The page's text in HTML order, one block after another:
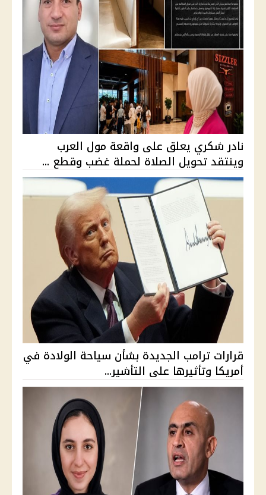
نادر شكري يعلق على واقعة مول العرب
وينتقد تحويل الصلاة لحملة غضب وقطع ...
قرارات ترامب الجديدة بشأن سياحة الولادة في
أمريكا وتأثيرها على التأشير...